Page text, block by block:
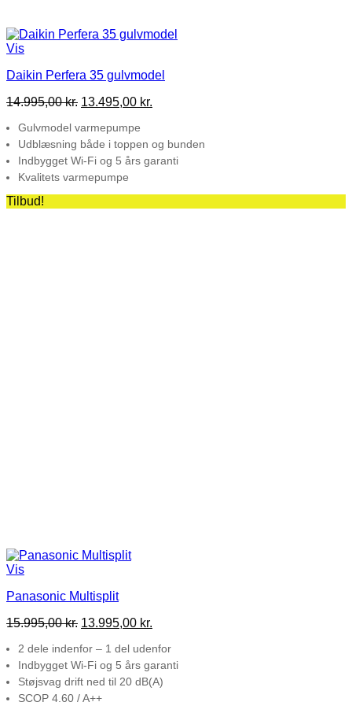
Vis
Daikin Perfera 35 gulvmodel
14.995,00kr. Den
pris
var:
14.995,00 kr..
13.495,00 kr.
er:
13.495,00 kr..
Gulvmodel varmepumpe
Udblæsning både i toppen og bunden
Indbygget Wi-Fi og 5 års garanti
Kvalitets varmepumpe
Tilbud!
Vis
Panasonic Multisplit
15.995,00kr. Den
pris
var:
15.995,00 kr..
13.995,00 kr.
pris
er:
13.995,00 kr..
2 dele indenfor – 1 del udenfor
Indbygget Wi-Fi og 5 års garanti
Støjsvag drift ned til 20 dB(A)
SCOP 4,60 / A++